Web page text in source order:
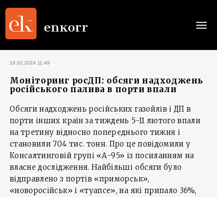
16.02.2024 11:49
Моніторинг росДП: обсяги надходжень
російського палива в порти впали
Обсяги надходжень російських газойлів і ДП в
порти інших країн за тиждень 5-11 лютого впали
на третину відносно попереднього тижня і
становили 704 тис. тонн. Про це повідомили у
Консалтинговій групі «А-95» із посиланням на
власне дослідження. Найбільші обсяги було
відправлено з портів «приморськ»,
«новоросійськ» і «туапсе», на які припало 36%,